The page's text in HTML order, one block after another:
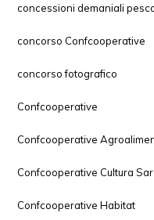
concessioni demaniali
concorso Confcooperative
concorso fotografico
Confcooperative
Confcooperative
Confcooperative Cultura
Confcooperative Habitat